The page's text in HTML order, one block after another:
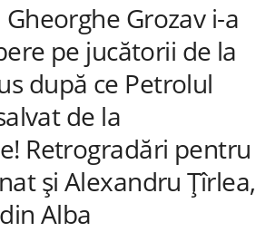
Grozav i-a
pe jucătorii de la
după ce Petrolul
de la
Retrogradări pentru
și Alexandru Țîrlea,
Alba